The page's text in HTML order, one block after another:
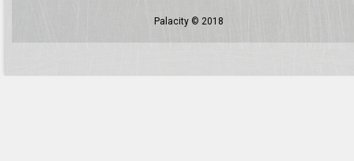
Palacity © 2018